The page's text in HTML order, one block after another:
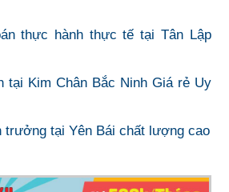
thực hành thực tế tại Tân Lập
tại Kim Chân Bắc Ninh Giá rẻ Uy
trưởng tại Yên Bái chất lượng cao